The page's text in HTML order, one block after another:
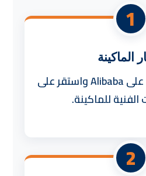
1
الماكينة
تواصل مع المصنع على Alibaba واستقر على
للماكينة.
2